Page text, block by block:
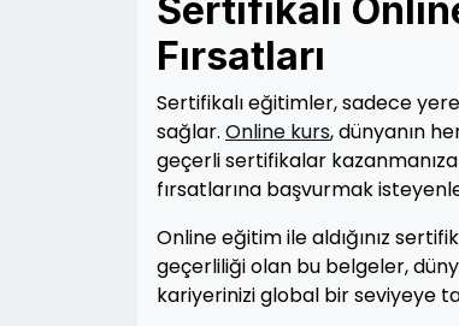
Sertifikalı
Fırsatları
Sertifikalı eğitimler, sadece
sağlar. Online kurs, dünyanın
geçerli sertifikalar
fırsatlarına başvurmak
Online eğitim ile aldığınız
geçerliliği olan bu belgeler,
kariyerinizi global bir seviyeye